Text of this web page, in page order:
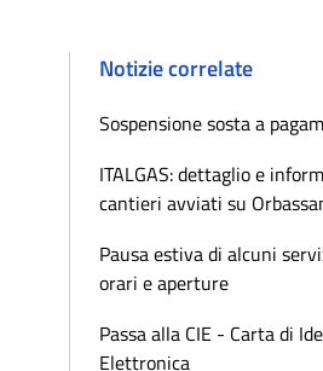
Notizie correlate
Sospensione sosta a
ITALGAS: dettaglio e
cantieri avviati su
Pausa estiva di alcuni
orari e aperture
Passa alla CIE - Carta di
Elettronica